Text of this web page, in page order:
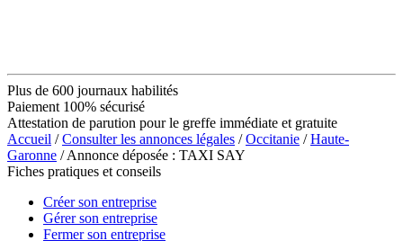
Plus de 600 journaux habilités
Paiement 100% sécurisé
Attestation de parution pour le greffe immédiate et gratuite
Accueil /Consulter les annonces légales /Occitanie /Haute-
Garonne / Annonce déposée : TAXI SAY
Fiches pratiques et conseils
Créer son entreprise
Gérer son entreprise
Fermer son entreprise